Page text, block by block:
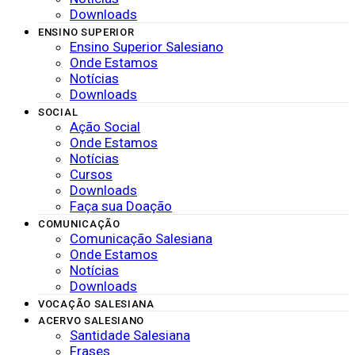
Downloads
ENSINO SUPERIOR
Ensino Superior Salesiano
Onde Estamos
Notícias
Downloads
SOCIAL
Ação Social
Onde Estamos
Notícias
Cursos
Downloads
Faça sua Doação
COMUNICAÇÃO
Comunicação Salesiana
Onde Estamos
Notícias
Downloads
VOCAÇÃO SALESIANA
ACERVO SALESIANO
Santidade Salesiana
Frases